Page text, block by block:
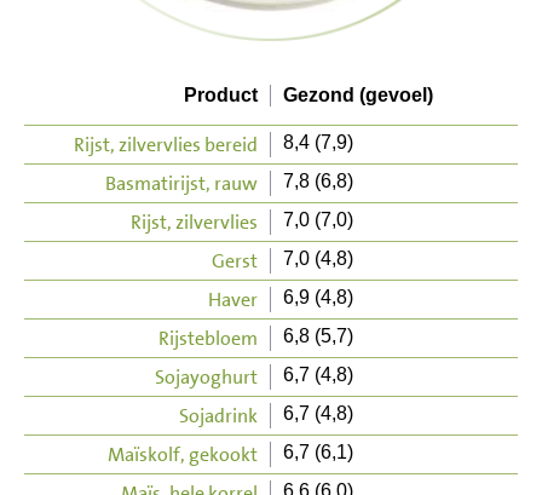
Product Gezond (gevoel)
Rijst, zilvervlies bereid 8,4 (7,9)
Basmatirijst, rauw 7,8 (6,8)
Rijst, zilvervlies 7,0 (7,0)
Gerst 7,0 (4,8)
Haver 6,9 (4,8)
Rijstebloem 6,8 (5,7)
Sojayoghurt 6,7 (4,8)
Sojadrink 6,7 (4,8)
Maïskolf, gekookt 6,7 (6,1)
6,6 (6,0)